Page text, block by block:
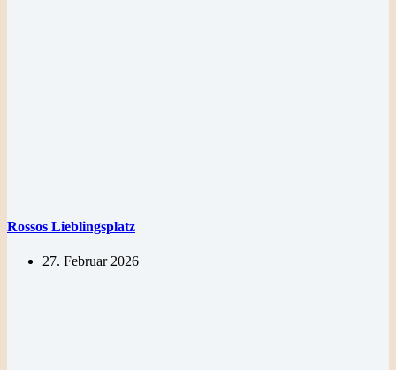
Rossos Lieblingsplatz
27. Februar 2026